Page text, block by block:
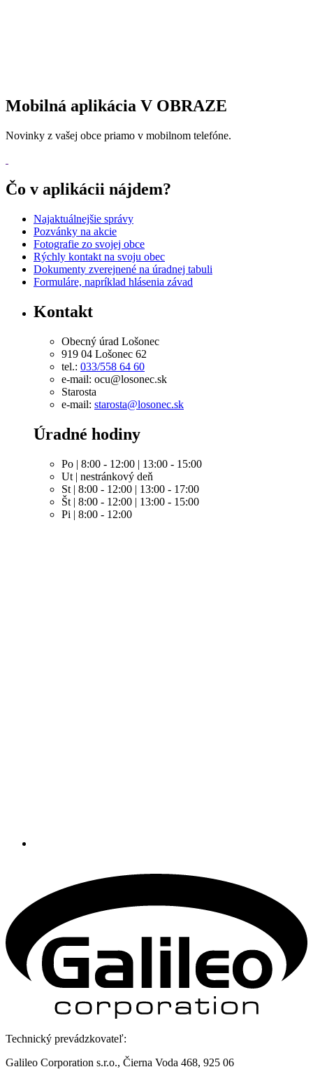
Mobilná aplikácia V OBRAZE
Novinky z vašej obce priamo v mobilnom telefóne.
Čo v aplikácii nájdem?
Najaktuálnejšie správy
Pozvánky na akcie
Fotografie zo svojej obce
Rýchly kontakt na svoju obec
Dokumenty zverejnené na úradnej tabuli
Formuláre, napríklad hlásenia závad
Kontakt
Obecný úrad Lošonec
919 04 Lošonec 62
tel.: 033/558 64 60
e-mail: ocu@losonec.sk
Starosta
e-mail: starosta@losonec.sk
Úradné hodiny
Po | 8:00 - 12:00 | 13:00 - 15:00
Ut | nestránkový deň
St | 8:00 - 12:00 | 13:00 - 17:00
Št | 8:00 - 12:00 | 13:00 - 15:00
Pi | 8:00 - 12:00
Technický prevádzkovateľ:
Galileo Corporation s.r.o., Čierna Voda 468, 925 06